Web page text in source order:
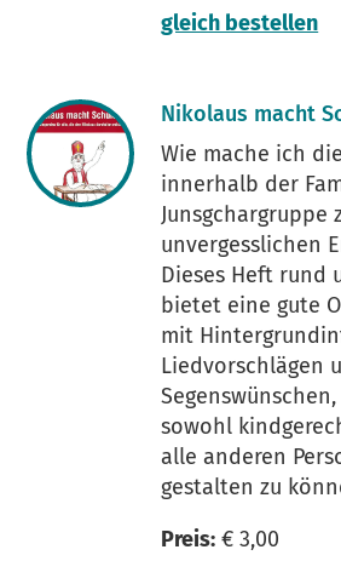
gleich bestellen
Nikolaus macht
Wie mache ich
innerhalb der
Junsgchargruppe
unvergesslichen
Dieses Heft rund
bietet eine gute
mit
Liedvorschlägen
sowohl
alle anderen
gestalten zu
Preis: € 3,00